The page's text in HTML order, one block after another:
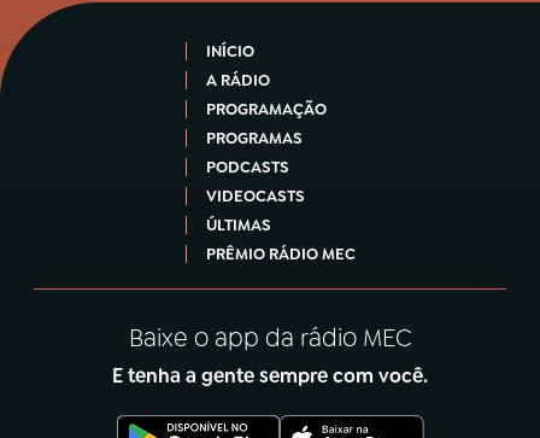
INÍCIO
A RÁDIO
PROGRAMAÇÃO
PROGRAMAS
PODCASTS
VIDEOCASTS
ÚLTIMAS
PRÊMIO RÁDIO MEC
Baixe o app da rádio MEC
E tenha a gente sempre com você.